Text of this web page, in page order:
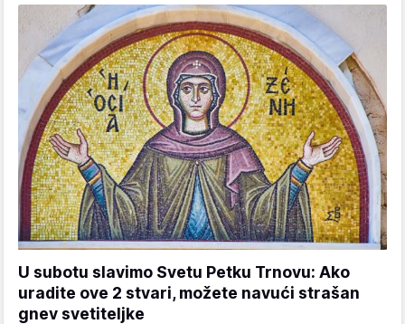
U subotu slavimo Svetu Petku Trnovu: Ako
uradite ove 2 stvari, možete navući strašan
gnev svetiteljke